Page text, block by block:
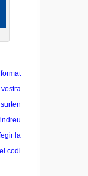
la
codi